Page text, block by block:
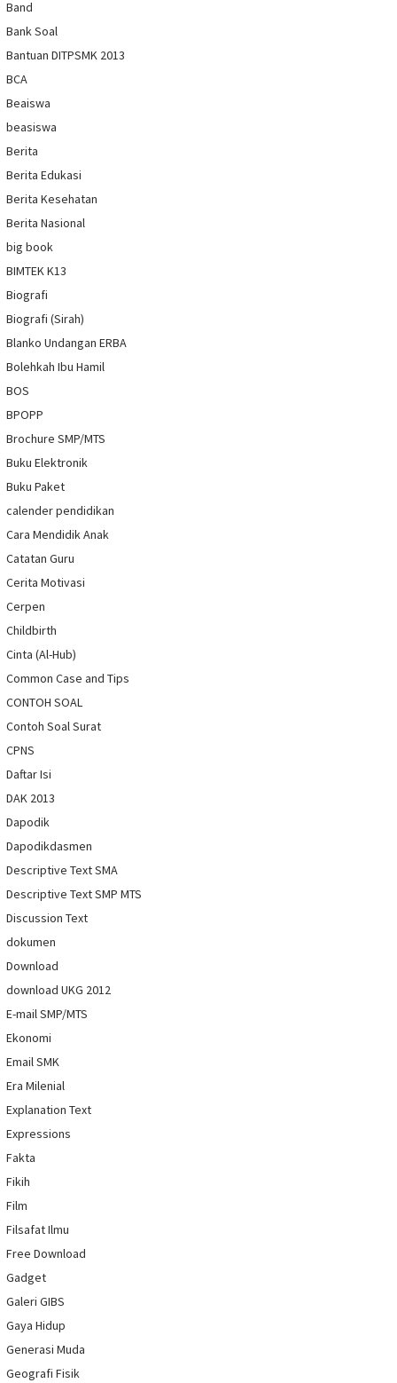
Band
Bank Soal
Bantuan DITPSMK 2013
BCA
Beaiswa
beasiswa
Berita
Berita Edukasi
Berita Kesehatan
Berita Nasional
big book
BIMTEK K13
Biografi
Biografi (Sirah)
Blanko Undangan ERBA
Bolehkah Ibu Hamil
BOS
BPOPP
Brochure SMP/MTS
Buku Elektronik
Buku Paket
calender pendidikan
Cara Mendidik Anak
Catatan Guru
Cerita Motivasi
Cerpen
Childbirth
Cinta (Al-Hub)
Common Case and Tips
CONTOH SOAL
Contoh Soal Surat
CPNS
Daftar Isi
DAK 2013
Dapodik
Dapodikdasmen
Descriptive Text SMA
Descriptive Text SMP MTS
Discussion Text
dokumen
Download
download UKG 2012
E-mail SMP/MTS
Ekonomi
Email SMK
Era Milenial
Explanation Text
Expressions
Fakta
Fikih
Film
Filsafat Ilmu
Free Download
Gadget
Galeri GIBS
Gaya Hidup
Generasi Muda
Geografi Fisik